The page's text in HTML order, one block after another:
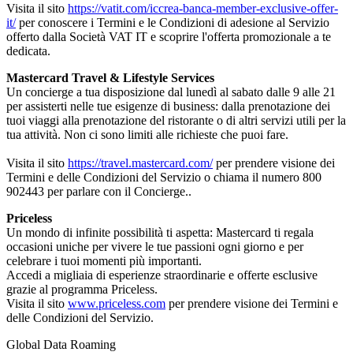
Visita il sito https://vatit.com/iccrea-banca-member-exclusive-offer-
it/per conoscere i Termini e le Condizioni di adesione al Servizio
offerto dalla Società VAT IT e scoprire l'offerta promozionale a te
dedicata.
Mastercard Travel & Lifestyle Services
Un concierge a tua disposizione dal lunedì al sabato dalle 9 alle 21
per assisterti nelle tue esigenze di business: dalla prenotazione dei
tuoi viaggi alla prenotazione del ristorante o di altri servizi utili per la
tua attività. Non ci sono limiti alle richieste che puoi fare.
Visita il sito https://travel.mastercard.com/per prendere visione dei
Termini e delle Condizioni del Servizio o chiama il numero 800
902443 per parlare con il Concierge..
Priceless
Un mondo di infinite possibilità ti aspetta: Mastercard ti regala
occasioni uniche per vivere le tue passioni ogni giorno e per
celebrare i tuoi momenti più importanti.
Accedi a migliaia di esperienze straordinarie e offerte esclusive
grazie al programma Priceless.
Visita il sito www.priceless.com per prendere visione dei Termini e
delle Condizioni del Servizio.
Global Data Roaming